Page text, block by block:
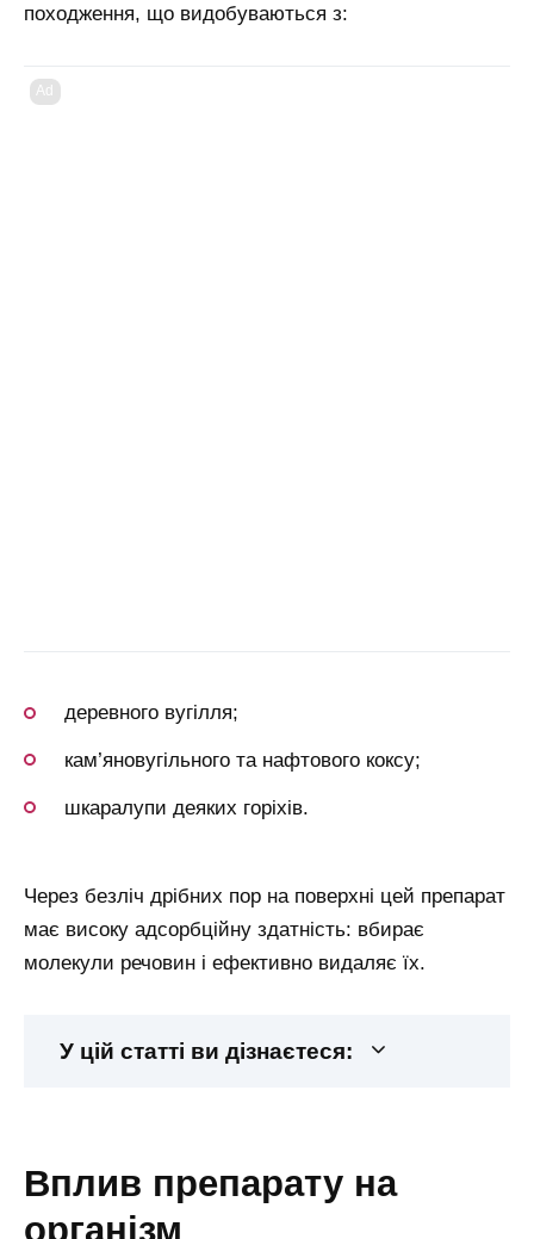
походження, що видобуваються з:
Ad
деревного вугілля;
кам’яновугільного та нафтового коксу;
шкаралупи деяких горіхів.
Через безліч дрібних пор на поверхні цей препарат
має високу адсорбційну здатність: вбирає
молекули речовин і ефективно видаляє їх.
У цій статті ви дізнаєтеся:
вплив препарату на
організм